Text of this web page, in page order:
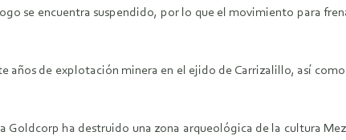
se encuentra suspendido, por lo que el movimiento para
de explotación minera en el ejido de Carrizalillo, así
ha destruido una zona arqueológica de la cultura